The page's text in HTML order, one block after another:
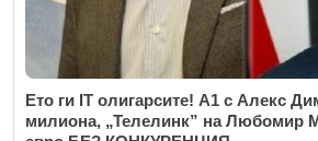
Ето ги IT олигарсите! А1 с Алекс
милиона, „Телелинк” на Любомир